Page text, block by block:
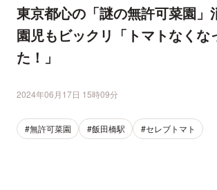
東京都心の「謎の無許可菜園
園児もビックリ「トマトなくな
た！」
2024年06月17日 15時09分
#無許可菜園 #飯田橋駅 #セレブトマト